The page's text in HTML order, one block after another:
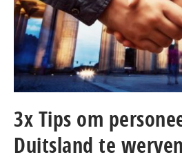
3x Tips om
Duitsland te werven